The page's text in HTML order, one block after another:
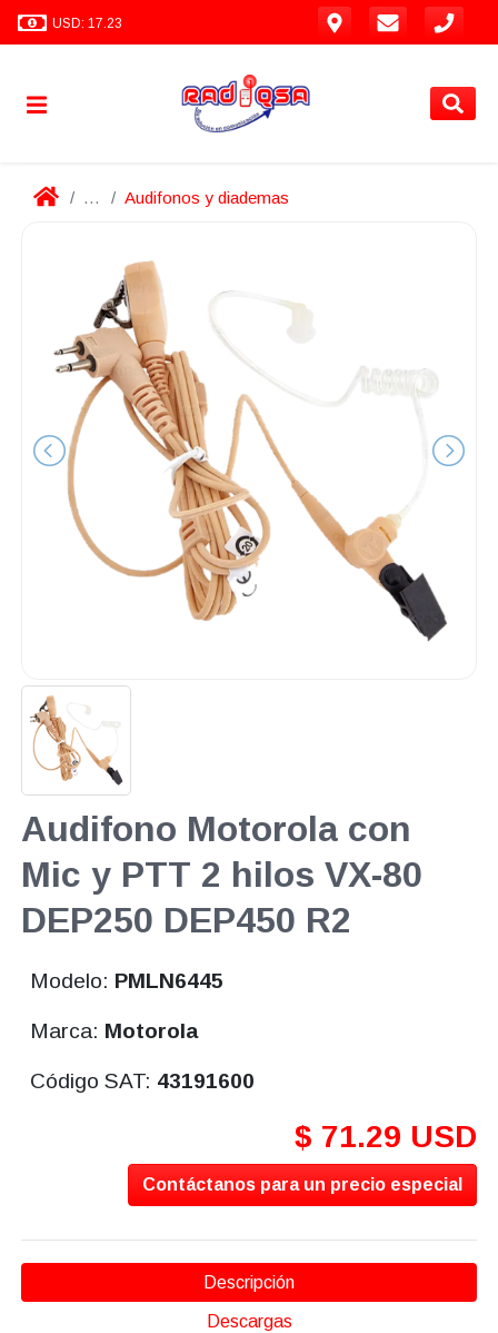
USD: 17.23
... Audifonos y diademas
Audifono Motorola con
Mic y PTT 2 hilos VX-80
DEP250 DEP450 R2
Modelo: PMLN6445
Marca: Motorola
Código SAT: 43191600
$ 71.29 USD
Contáctanos para un precio especial
Descripción
Descargas